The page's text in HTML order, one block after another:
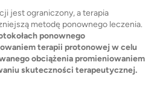
jest ograniczony, a terapia
metodę ponownego leczenia.
ponownego
terapii protonowej w celu
obciążenia promieniowaniem
skuteczności terapeutycznej.